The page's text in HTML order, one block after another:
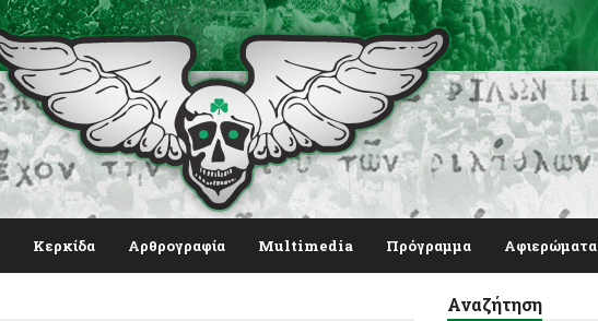
Κερκίδα Αρθρογραφία Multimedia Πρόγραμμα Αφιερώματα
Αναζήτηση